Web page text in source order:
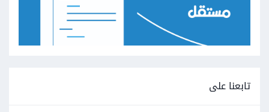
تابعنا على